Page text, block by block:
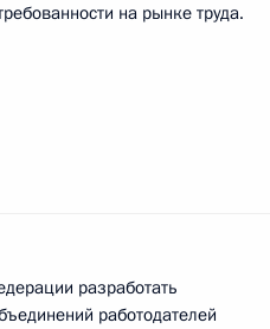
на рынке труда.
разработать
работодателей